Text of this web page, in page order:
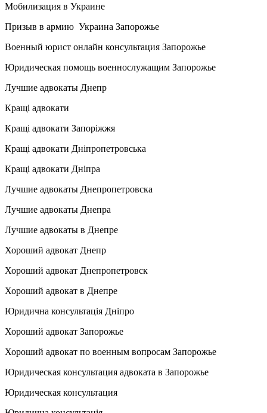
Мобилизация в Украине
Призыв в армию Украина Запорожье
Военный юрист онлайн консультация Запорожье
Юридическая помощь военнослужащим Запорожье
Лучшие адвокаты Днепр
Кращі адвокати
Кращі адвокати Запоріжжя
Кращі адвокати Дніпропетровська
Кращі адвокати Дніпра
Лучшие адвокаты Днепропетровска
Лучшие адвокаты Днепра
Лучшие адвокаты в Днепре
Хороший адвокат Днепр
Хороший адвокат Днепропетровск
Хороший адвокат в Днепре
Юридична консультація Дніпро
Хороший адвокат Запорожье
Хороший адвокат по военным вопросам Запорожье
Юридическая консультация адвоката в Запорожье
Юридическая консультация